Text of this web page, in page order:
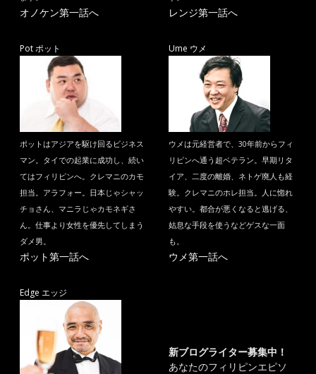
オノケン第一話へ レンジ第一話へ
Pot ポット
ポットはアジアを駆け回るビジネス
マン。タイでの起業に成功し、続い
てはフィリピンへ。クレマニのカモ
担当。アラフォー。日本じゃシャッ
チョさん、マニラじゃカモネギさ
ん。仕事より女性を優先してしまう
ダメ男。
ポット第一話へ
Ume ウメ
ウメは元経営者で、30年前からフィ
リピンへ通う超ベテラン。早期リタ
イア、二度の離婚、ネトゲ廃人も経
験。クレマニのホレ担当。人に惚れ
やすい。都合が悪くなると逃げる、
姑息な手段を使うなどゲスな一面
も。
ウメ第一話へ
Edge エッジ
新ブログライター募集中！
あなたのフィリピンエピソ